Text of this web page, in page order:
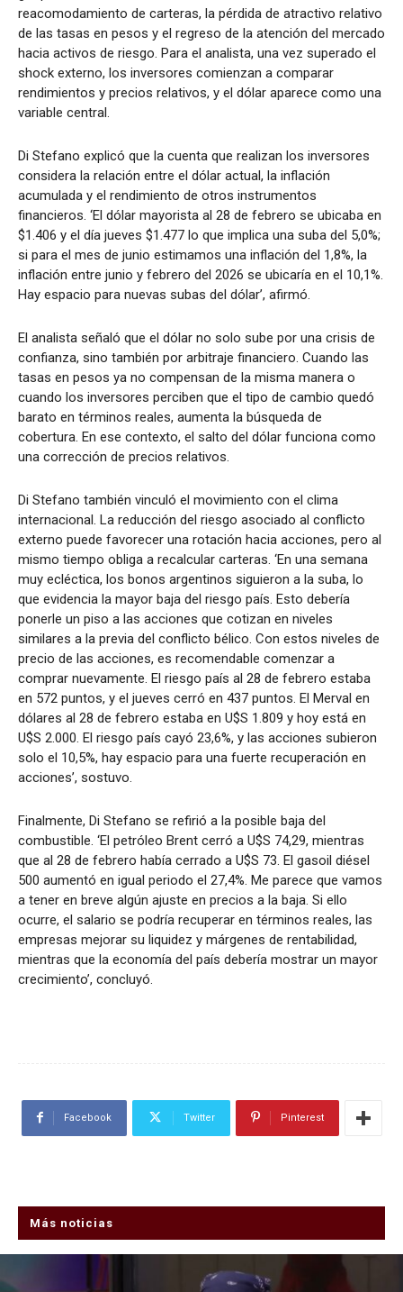
reacomodamiento de carteras, la pérdida de atractivo relativo
de las tasas en pesos y el regreso de la atención del mercado
hacia activos de riesgo. Para el analista, una vez superado el
shock externo, los inversores comienzan a comparar
rendimientos y precios relativos, y el dólar aparece como una
variable central.
Di Stefano explicó que la cuenta que realizan los inversores
considera la relación entre el dólar actual, la inflación
acumulada y el rendimiento de otros instrumentos
financieros. ‘El dólar mayorista al 28 de febrero se ubicaba en
$1.406 y el día jueves $1.477 lo que implica una suba del 5,0%;
si para el mes de junio estimamos una inflación del 1,8%, la
inflación entre junio y febrero del 2026 se ubicaría en el 10,1%.
Hay espacio para nuevas subas del dólar’, afirmó.
El analista señaló que el dólar no solo sube por una crisis de
confianza, sino también por arbitraje financiero. Cuando las
tasas en pesos ya no compensan de la misma manera o
cuando los inversores perciben que el tipo de cambio quedó
barato en términos reales, aumenta la búsqueda de
cobertura. En ese contexto, el salto del dólar funciona como
una corrección de precios relativos.
Di Stefano también vinculó el movimiento con el clima
internacional. La reducción del riesgo asociado al conflicto
externo puede favorecer una rotación hacia acciones, pero al
mismo tiempo obliga a recalcular carteras. ‘En una semana
muy ecléctica, los bonos argentinos siguieron a la suba, lo
que evidencia la mayor baja del riesgo país. Esto debería
ponerle un piso a las acciones que cotizan en niveles
similares a la previa del conflicto bélico. Con estos niveles de
precio de las acciones, es recomendable comenzar a
comprar nuevamente. El riesgo país al 28 de febrero estaba
en 572 puntos, y el jueves cerró en 437 puntos. El Merval en
dólares al 28 de febrero estaba en U$S 1.809 y hoy está en
U$S 2.000. El riesgo país cayó 23,6%, y las acciones subieron
solo el 10,5%, hay espacio para una fuerte recuperación en
acciones’, sostuvo.
Finalmente, Di Stefano se refirió a la posible baja del
combustible. ‘El petróleo Brent cerró a U$S 74,29, mientras
que al 28 de febrero había cerrado a U$S 73. El gasoil diésel
500 aumentó en igual periodo el 27,4%. Me parece que vamos
a tener en breve algún ajuste en precios a la baja. Si ello
ocurre, el salario se podría recuperar en términos reales, las
empresas mejorar su liquidez y márgenes de rentabilidad,
mientras que la economía del país debería mostrar un mayor
crecimiento’, concluyó.
Facebook Twitter Pinterest
Más noticias